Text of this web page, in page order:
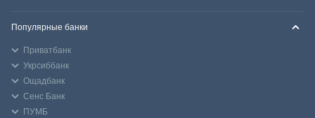
Популярные банки
Приватбанк
Укрсиббанк
Ощадбанк
Сенс Банк
ПУМБ